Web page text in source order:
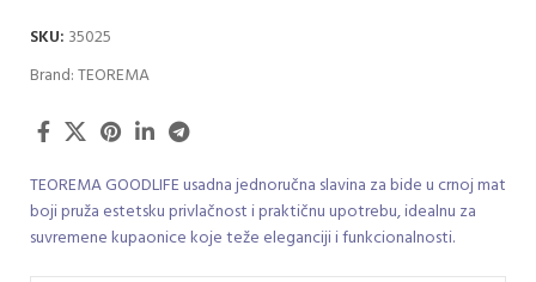
SKU: 35025
Brand:TEOREMA
TEOREMA GOODLIFE usadna jednoručna slavina za bide u crnoj mat
boji pruža estetsku privlačnost i praktičnu upotrebu, idealnu za
suvremene kupaonice koje teže eleganciji i funkcionalnosti.